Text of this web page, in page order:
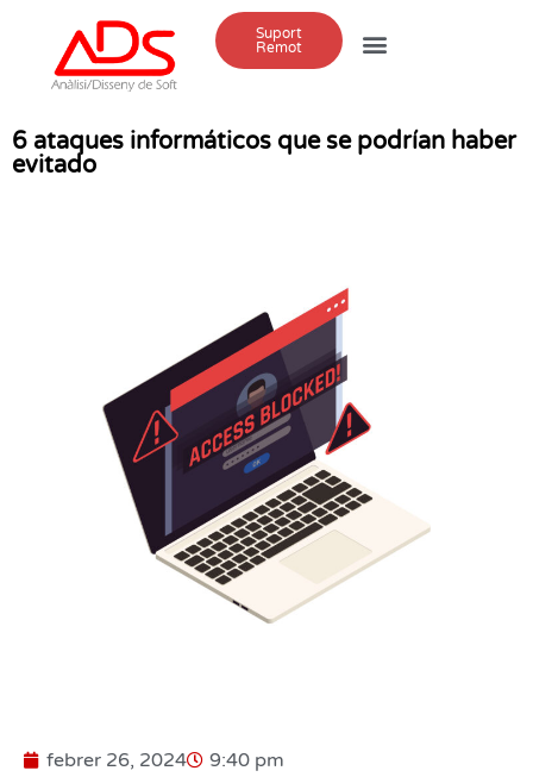
Suport
Remot
6 ataques informáticos que se podrían haber
evitado
febrer 26, 2024 9:40 pm